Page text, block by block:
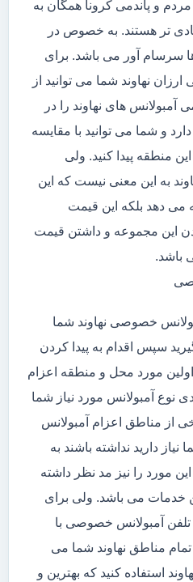
و پاندمی کرونا همگان به
تر هستند. به خصوص در
سرسام آور می باشد. برای
نهاوند شما می توانید از
آمبولانس های نهاوند را در
و شما می توانید با مقایسه
منطقه پیدا کنید. ولی
به این معنی نیست که این
می دهد بلکه این قیمت
این مجموعه و داشتن قیمت
باشد.
خصوصی نهاوند شما
سپس اقدام به پیدا کردن
مورد محل و منطقه اعزام
نوع آمبولانس مورد نیاز شما
از مناطق اعزام آمبولانس
دارید نداشته باشند به
مورد را نیز مد نظر داشته
خدمات می باشد. ولی برای
تلفن آمبولانس خصوصی با
مناطق نهاوند شما می
استفاده کنید که بهترین و